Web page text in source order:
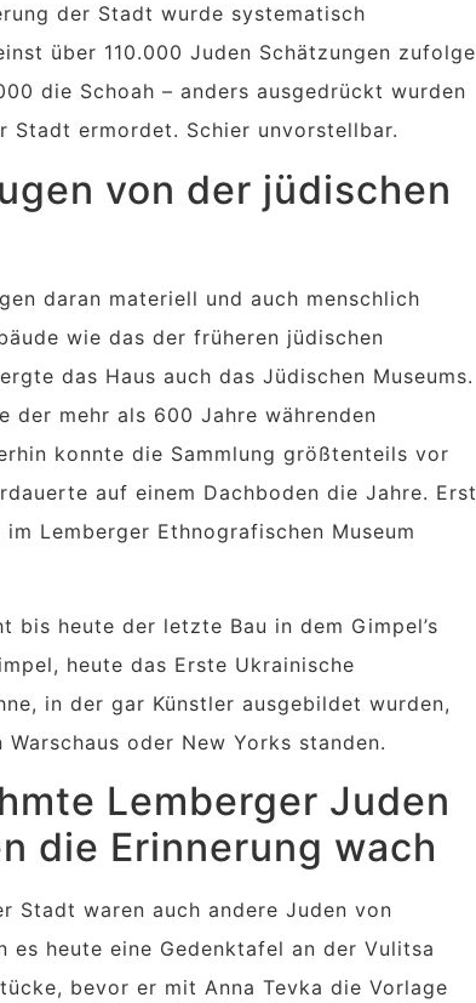
der Stadt wurde systematisch
über 110.000 Juden Schätzungen zufolge
die Schoah – anders ausgedrückt wurden
Stadt ermordet. Schier unvorstellbar.
von der jüdischen
daran materiell und auch menschlich
wie das der früheren jüdischen
das Haus auch das Jüdischen Museums.
der mehr als 600 Jahre währenden
konnte die Sammlung größtenteils vor
auf einem Dachboden die Jahre. Erst
Lemberger Ethnografischen Museum
bis heute der letzte Bau in dem Gimpel’s
heute das Erste Ukrainische
in der gar Künstler ausgebildet wurden,
oder New Yorks standen.
Lemberger Juden
die Erinnerung wach
Stadt waren auch andere Juden von
es heute eine Gedenktafel an der Vulitsa
bevor er mit Anna Tevka die Vorlage